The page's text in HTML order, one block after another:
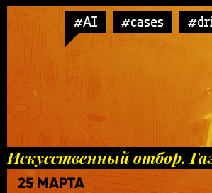
#AI #cases
Искусственный отбор.
25 МАРТА